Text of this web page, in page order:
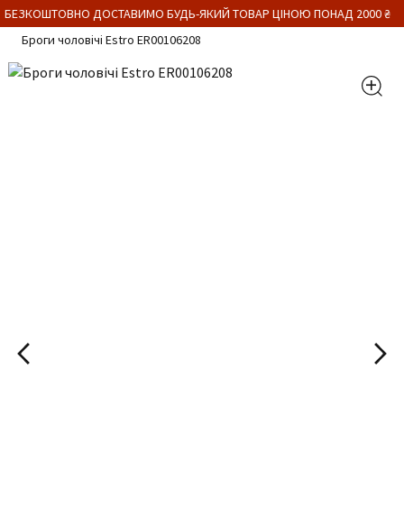
ДОСТАВИМО БУДЬ-ЯКИЙ ТОВАР ЦІНОЮ ПОНАД 2000 ₴
Броги чоловічі Estro ER00106208